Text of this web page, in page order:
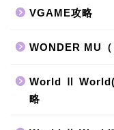
VGAME攻略
WONDER MU
World Ⅱ World(
略